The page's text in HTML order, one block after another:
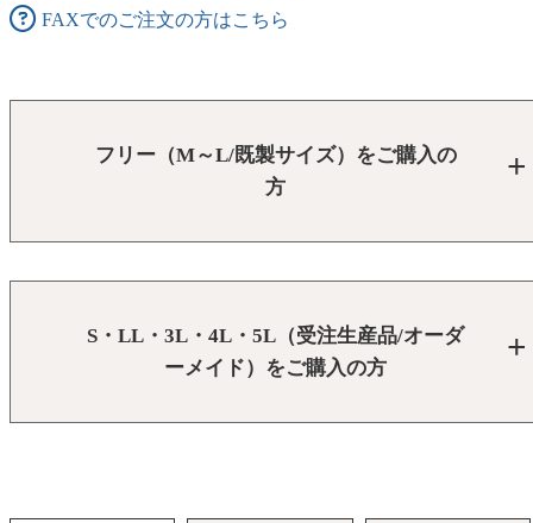
FAXでのご注文の方はこちら
フリー（M～L/既製サイズ）をご購入の
方
S・LL・3L・4L・5L（受注生産品/オーダ
ーメイド）をご購入の方